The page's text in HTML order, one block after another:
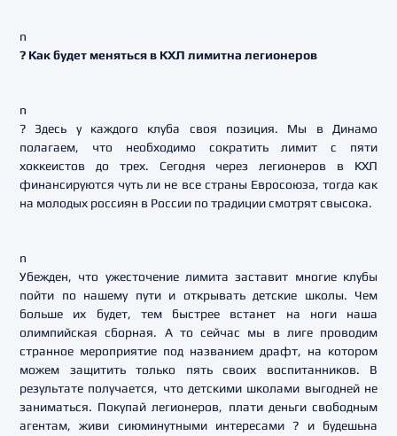
n
? Как будет меняться в КХЛ лимитна легионеров
n
? Здесь у каждого клуба своя позиция. Мы в Динамо
полагаем, что необходимо сократить лимит с пяти
хоккеистов до трех. Сегодня через легионеров в КХЛ
финансируются чуть ли не все страны Евросоюза, тогда как
на молодых россиян в России по традиции смотрят свысока.
n
Убежден, что ужесточение лимита заставит многие клубы
пойти по нашему пути и открывать детские школы. Чем
больше их будет, тем быстрее встанет на ноги наша
олимпийская сборная. А то сейчас мы в лиге проводим
странное мероприятие под названием драфт, на котором
можем защитить только пять своих воспитанников. В
результате получается, что детскими школами выгодней не
заниматься. Покупай легионеров, плати деньги свободным
агентам, живи сиюминутными интересами ? и будешьна